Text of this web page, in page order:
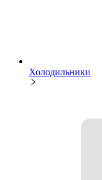
Холодильники